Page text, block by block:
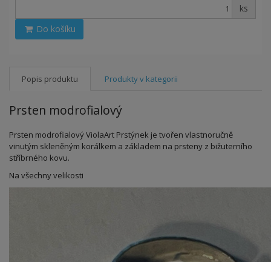
ks
Do košíku
Popis produktu Produkty v kategorii
Prsten modrofialový
Prsten modrofialový ViolaArt Prstýnek je tvořen vlastnoručně
vinutým skleněným korálkem a základem na prsteny z bižuterního
stříbrného kovu.
Na všechny velikosti